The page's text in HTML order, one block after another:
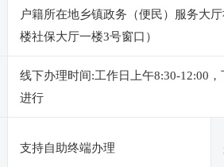
户籍所在地乡镇政务（便民）服务大
楼社保大厅一楼3号窗口）
线下办理时间:工作日上午8:30-12:00
进行
支持自助终端办理